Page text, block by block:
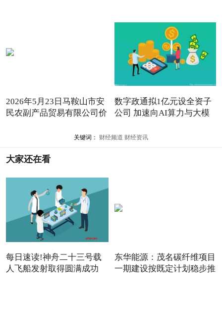
2026年5月23日马鞍山市安
民农副产品贸易有限公司价
数字政通拟1亿元设全资子
公司 加速向AI算力与大模
关键词： 财经频道 财经资讯
大家还在看
每日速读!神舟二十三号载
人飞船发射取得圆满成功
东华能源：茂名碳纤维项目
一期建设按既定计划稳步推